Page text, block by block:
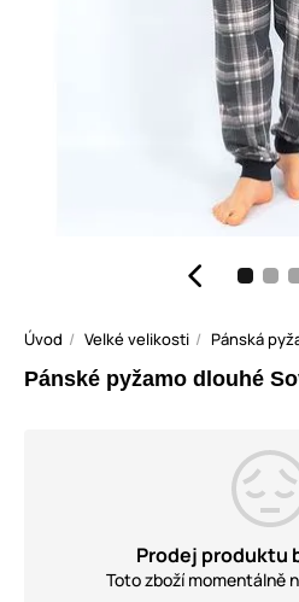
Úvod Velké velikosti Pánská
Pánské pyžamo dlouhé
Prodej produktu
Toto zboží momentálně